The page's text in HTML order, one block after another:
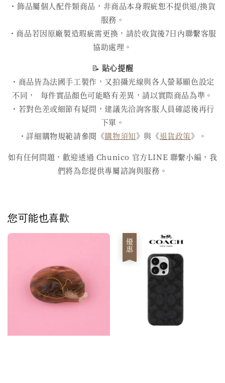
・飾品屬個人配件類商品，非商品本身瑕疵恕不提供退/換貨
服務。
・商品若因原廠製造瑕疵需更換，請於收貨後7日內聯繫客服
協助處理。
📝 貼心提醒
・商品皆為法國手工製作，又拍攝光線與各人螢幕顯色設定
不同， 每件實品顏色可能略有差異，請以實際商品為準。
・若對色差或細節有疑問，建議先洽詢客服人員確認後再行
下單。
・詳細購物規範請參閱《購物須知》與《退貨政策》。
如有任何問題，歡迎透過 Chunico 官方LINE 聯繫小編，我
們將為您提供專屬諮詢與服務。
您可能也喜歡
優惠